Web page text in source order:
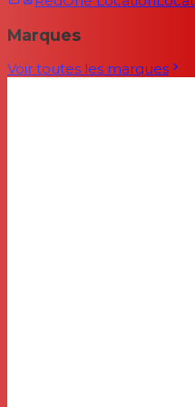
Marques
Voir toutes les marques